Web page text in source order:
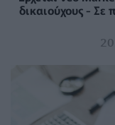
δικαιούχους - Σε